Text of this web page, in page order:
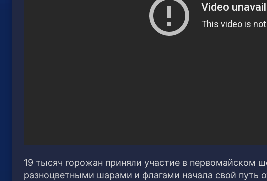
19 тысяч горожан приняли участие в первомайском
разноцветными шарами и флагами начала свой путь